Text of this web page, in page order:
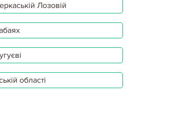
Лозовій
області